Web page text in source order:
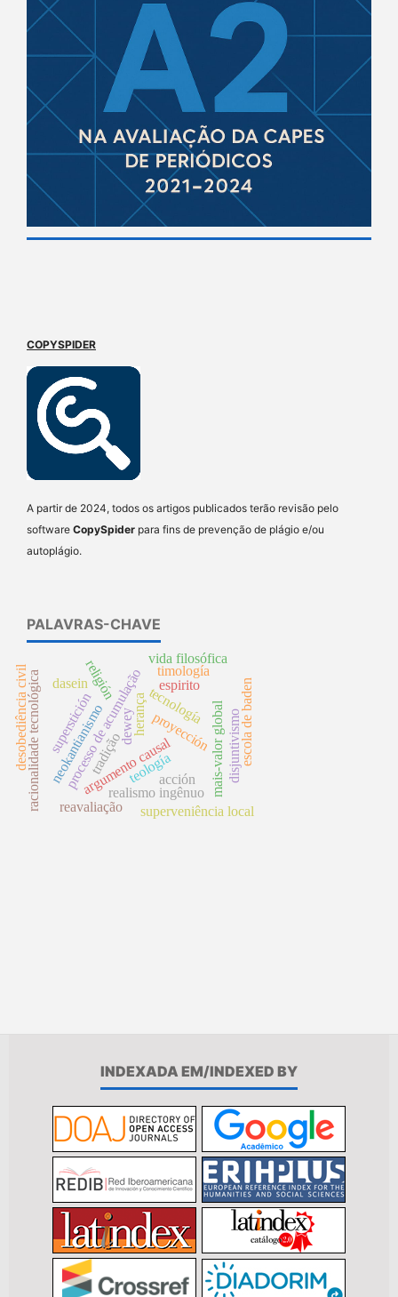
COPYSPIDER
A partir de 2024, todos os artigos publicados terão revisão pelo
software CopySpider para fins de prevenção de plágio e/ou
autoplágio.
PALAVRAS-CHAVE
argumento causal
superstición proyección
processo de acumulação mais-valor global
superveniência local
disjuntivismo
religión
realismo ingênuo
racionalidade tecnológica tecnología
dewey
teología
espirito
desobediência civil neokantianismo escola de baden
dasein
herança
reavaliação
tradição
timología
acción
vida filosófica
INDEXADA EM/INDEXED BY